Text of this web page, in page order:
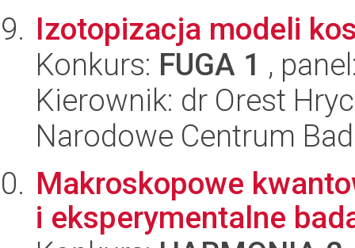
Izotopizacja modeli
Konkurs: FUGA 1 ,
Kierownik: dr Orest
Narodowe Centrum
Makroskopowe
i eksperymentalne